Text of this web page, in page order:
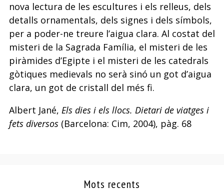
nova lectura de les escultures i els relleus, dels
detalls ornamentals, dels signes i dels símbols,
per a poder-ne treure l’aigua clara. Al costat del
misteri de la Sagrada Família, el misteri de les
piràmides d’Egipte i el misteri de les catedrals
gòtiques medievals no serà sinó un got d’aigua
clara, un got de cristall del més fi.
Albert Jané, Els dies i els llocs. Dietari de viatges i
fets diversos(Barcelona: Cim, 2004), pàg. 68
Mots recents